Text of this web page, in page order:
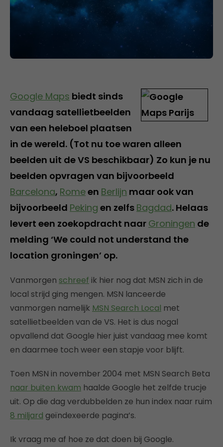
Google Maps biedt sinds
vandaag satellietbeelden
van een heleboel plaatsen
in de wereld. (Tot nu toe waren alleen
beelden uit de VS beschikbaar) Zo kun je nu
beelden opvragen van bijvoorbeeld
Barcelona, Romeen Berlijn maar ook van
bijvoorbeeld Peking en zelfs Bagdad. Helaas
levert een zoekopdracht naar Groningen de
melding ‘We could not understand the
location groningen’ op.
Vanmorgen schreef ik hier nog dat MSN zich in de
local strijd ging mengen. MSN lanceerde
vanmorgen namelijk MSN Search Local met
satellietbeelden van de VS. Het is dus nogal
opvallend dat Google hier juist vandaag mee komt
en daarmee toch weer een stapje voor blijft.
Toen MSN in november 2004 met MSN Search Beta
naar buiten kwam haalde Google het zelfde trucje
uit. Op die dag verdubbelden ze hun index naar ruim
8 miljard geïndexeerde pagina’s.
Ik vraag me af hoe ze dat doen bij Google.